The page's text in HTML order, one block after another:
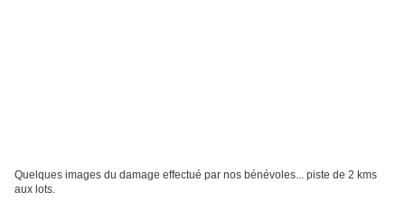
Quelques images du damage effectué par nos bénévoles... piste de 2 kms
aux lots.